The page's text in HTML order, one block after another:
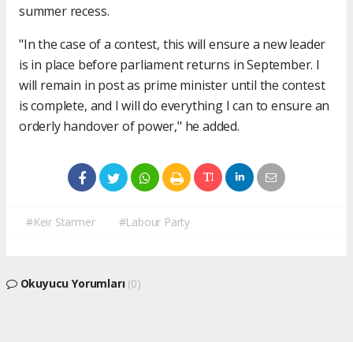
summer recess.
"In the case of a contest, this will ensure a new leader
is in place before parliament returns in September. I
will remain in post as prime minister until the contest
is complete, and I will do everything I can to ensure an
orderly handover of power," he added.
#Keir Starmer #Labour Party
Okuyucu Yorumları (0)